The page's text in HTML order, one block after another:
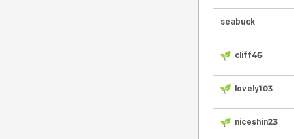
seabuck
cliff46
lovely103
niceshin23